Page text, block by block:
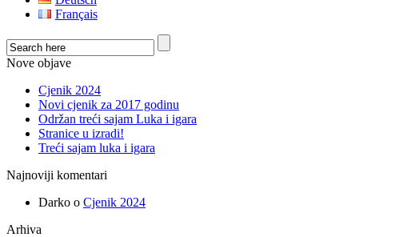
Français
Nove objave
Cjenik 2024
Novi cjenik za 2017 godinu
Održan treći sajam Luka i igara
Stranice u izradi!
Treći sajam luka i igara
Najnoviji komentari
Darko o Cjenik 2024
Arhiva